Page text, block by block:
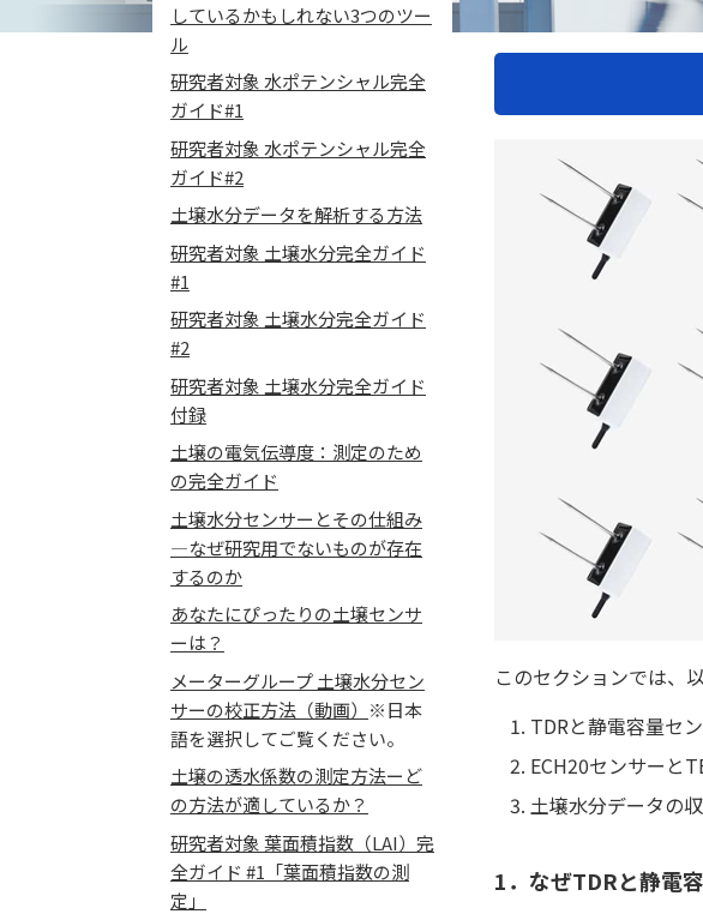
しているかもしれない3つのツー
ル
研究者対象 水ポテンシャル完全
ガイド#1
研究者対象 水ポテンシャル完全
ガイド#2
土壌水分データを解析する方法
研究者対象 土壌水分完全ガイド
#1
研究者対象 土壌水分完全ガイド
#2
研究者対象 土壌水分完全ガイド
付録
土壌の電気伝導度：測定のため
の完全ガイド
土壌水分センサーとその仕組み
―なぜ研究用でないものが存在
するのか
あなたにぴったりの土壌センサ
ーは？
メーターグループ 土壌水分セン
サーの校正方法（動画） ※日本
語を選択してご覧ください。
土壌の透水係数の測定方法ーど
の方法が適しているか？
研究者対象 葉面積指数（LAI）完
全ガイド #1「葉面積指数の測
定」
このセクションでは、
TDRと静電容量セ
ECH20センサーと
土壌水分データの
1．なぜTDRと静電